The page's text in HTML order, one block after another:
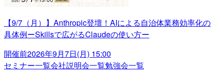
【9/7（月）】Anthropic登壇！AIによる自治体業務効率化の
具体例ーSkillsで広がるClaudeの使い方ー
開催前2026年9月7日(月) 15:00
セミナー一覧会社説明会一覧勉強会一覧